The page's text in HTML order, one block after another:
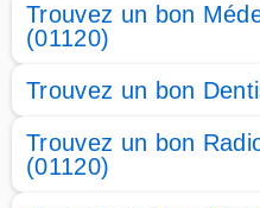
Trouvez un bon
(01120)
Trouvez un bon
Trouvez un bon
(01120)